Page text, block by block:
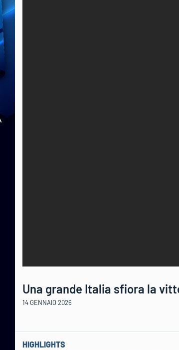
Una grande Italia sfiora la
14 GENNAIO 2026
HIGHLIGHTS